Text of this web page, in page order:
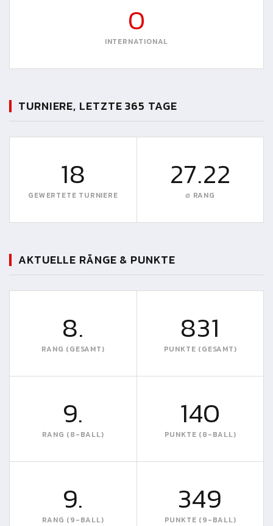
0
INTERNATIONAL
TURNIERE, LETZTE 365 TAGE
18
GEWERTETE TURNIERE
27.22
∅ RANG
AKTUELLE RÄNGE & PUNKTE
8.
RANG (GESAMT)
831
PUNKTE (GESAMT)
9.
RANG (8-BALL)
140
PUNKTE (8-BALL)
9.
RANG (9-BALL)
349
PUNKTE (9-BALL)